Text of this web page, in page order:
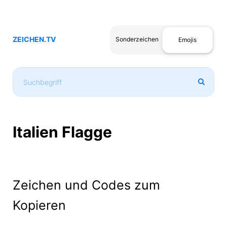
ZEICHEN.TV Sonderzeichen Emojis
Italien Flagge
Zeichen und Codes zum
Kopieren